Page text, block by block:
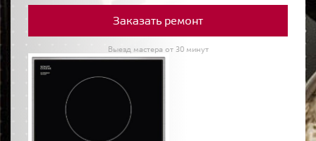
Заказать ремонт
Выезд мастера от 30 минут